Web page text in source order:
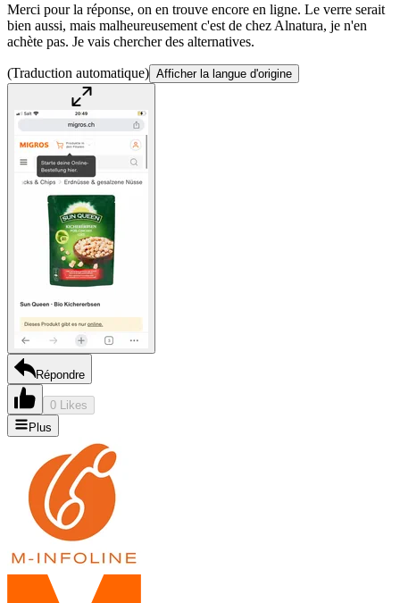
Merci pour la réponse, on en trouve encore en ligne. Le verre serait
bien aussi, mais malheureusement c'est de chez Alnatura, je n'en
achète pas. Je vais chercher des alternatives.
(Traduction automatique) Afficher la langue d'origine
Répondre
0 Likes
Plus